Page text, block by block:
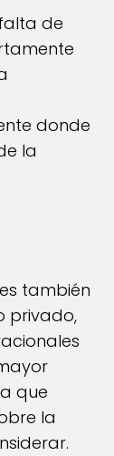
de
donde
la
también
privado,
que
la